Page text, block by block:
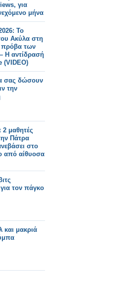
για
μήνα
Το
Ακύλα στη
πρόβα των
Η αντίδρασή
(VIDEO)
σας δώσουν
την
μαθητές
Πάτρα
στο
από αίθυοσα
τον πάγκο
και μακριά